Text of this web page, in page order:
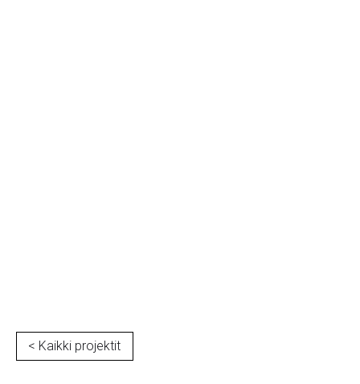
< Kaikki projektit